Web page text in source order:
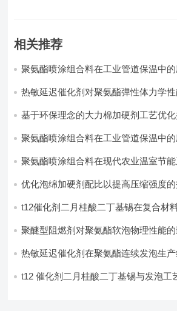
相关推荐
聚氨酯喷涂组合料在工业管道保温中
热敏延迟催化剂对聚氨酯弹性体力学
基于环保理念的大力棉加硬剂工艺优
聚氨酯喷涂组合料在工业管道保温中
聚氨酯喷涂组合料在现代农业温室节
优化泡绵加硬剂配比以提高压缩强度
t12催化剂二月桂酸二丁基锡在复合材
聚醚型阻燃剂对聚氨酯软泡物理性能
热敏延迟催化剂在聚氨酯连续发泡生
t12 催化剂二月桂酸二丁基锡与发泡工